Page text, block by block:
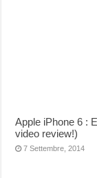
Apple iPhone 6 :
video review!)
7 Settembre, 2014